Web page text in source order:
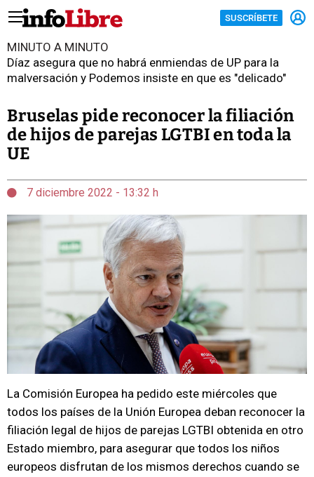
SUSCRÍBETE
MINUTO A MINUTO
Díaz asegura que no habrá enmiendas de UP para la
malversación y Podemos insiste en que es "delicado"
Bruselas pide reconocer la filiación
de hijos de parejas LGTBI en toda la
UE
7 diciembre 2022 - 13:32 h
La Comisión Europea ha pedido este miércoles que
todos los países de la Unión Europea deban reconocer la
filiación legal de hijos de parejas LGTBI obtenida en otro
Estado miembro, para asegurar que todos los niños
europeos disfrutan de los mismos derechos cuando se